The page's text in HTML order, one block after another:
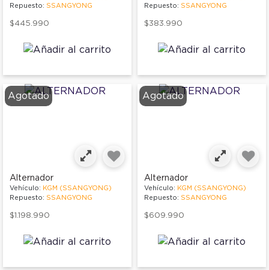
Repuesto: SSANGYONG
$445.990
Repuesto: SSANGYONG
$383.990
Agotado
Alternador
Vehículo: KGM (SSANGYONG)
Repuesto: SSANGYONG
$1.198.990
Agotado
Alternador
Vehículo: KGM (SSANGYONG)
Repuesto: SSANGYONG
$609.990